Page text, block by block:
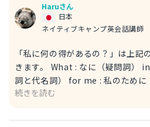
Haruさん
ネイティブキャンプ英会話講師
日本
「私に何の得があるの？」は上記
きます。 What : なに（疑問詞） in it : それのなかに（前置
詞と代名詞） for me : 私のために（前置詞）
「それの中に私のために何がある
表現です。少し皮肉めいた言い方
続きを読む